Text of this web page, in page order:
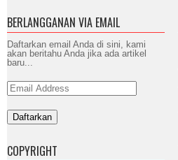
BERLANGGANAN VIA EMAIL
Daftarkan email Anda di sini, kami
akan beritahu Anda jika ada artikel
baru...
Email
Address
COPYRIGHT